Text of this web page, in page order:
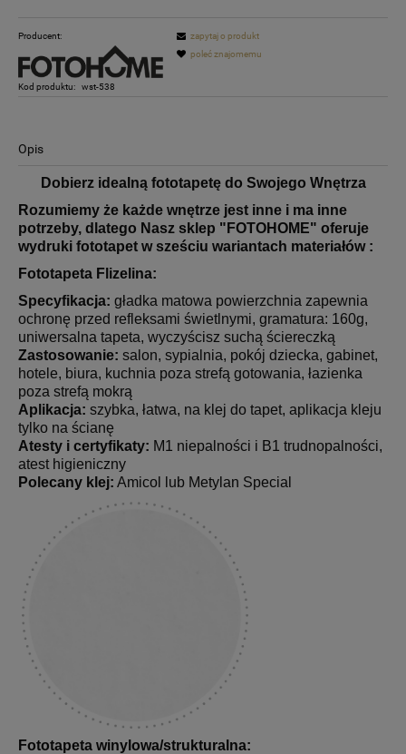
Producent:
Kod produktu: wst-538
zapytaj o produkt
poleć znajomemu
Opis
Dobierz idealną fototapetę do Swojego Wnętrza
Rozumiemy że każde wnętrze jest inne i ma inne
potrzeby, dlatego Nasz sklep "FOTOHOME" oferuje
wydruki fototapet w sześciu wariantach materiałów :
Fototapeta Flizelina:
Specyfikacja: gładka matowa powierzchnia zapewnia
ochronę przed refleksami świetlnymi, gramatura: 160g,
uniwersalna tapeta, wyczyścisz suchą ściereczką
Zastosowanie: salon, sypialnia, pokój dziecka, gabinet,
hotele, biura, kuchnia poza strefą gotowania, łazienka
poza strefą mokrą
Aplikacja: szybka, łatwa, na klej do tapet, aplikacja kleju
tylko na ścianę
Atesty i certyfikaty: M1 niepalności i B1 trudnopalności,
atest higieniczny
Polecany klej: Amicol lub Metylan Special
Fototapeta winylowa/strukturalna: